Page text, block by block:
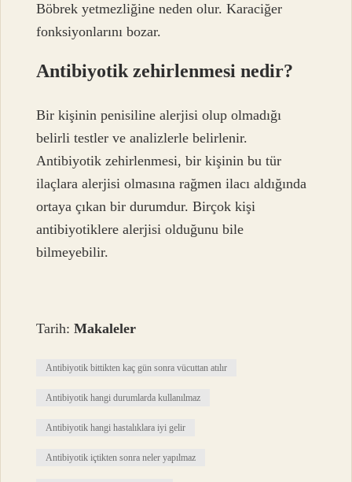
Böbrek yetmezliğine neden olur. Karaciğer
fonksiyonlarını bozar.
Antibiyotik zehirlenmesi nedir?
Bir kişinin penisiline alerjisi olup olmadığı
belirli testler ve analizlerle belirlenir.
Antibiyotik zehirlenmesi, bir kişinin bu tür
ilaçlara alerjisi olmasına rağmen ilacı aldığında
ortaya çıkan bir durumdur. Birçok kişi
antibiyotiklere alerjisi olduğunu bile
bilmeyebilir.
Tarih:Makaleler
Antibiyotik bittikten kaç gün sonra vücuttan atılır
Antibiyotik hangi durumlarda kullanılmaz
Antibiyotik hangi hastalıklara iyi gelir
Antibiyotik içtikten sonra neler yapılmaz